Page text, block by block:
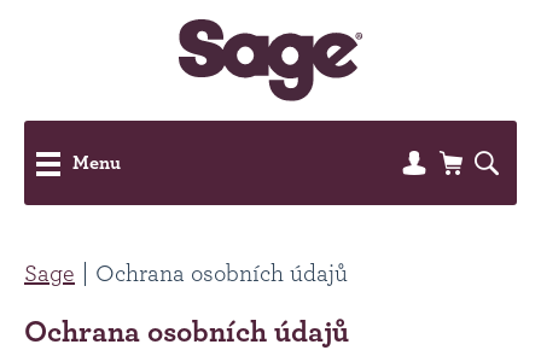
Menu
Sage Ochrana osobních údajů
Ochrana osobních údajů